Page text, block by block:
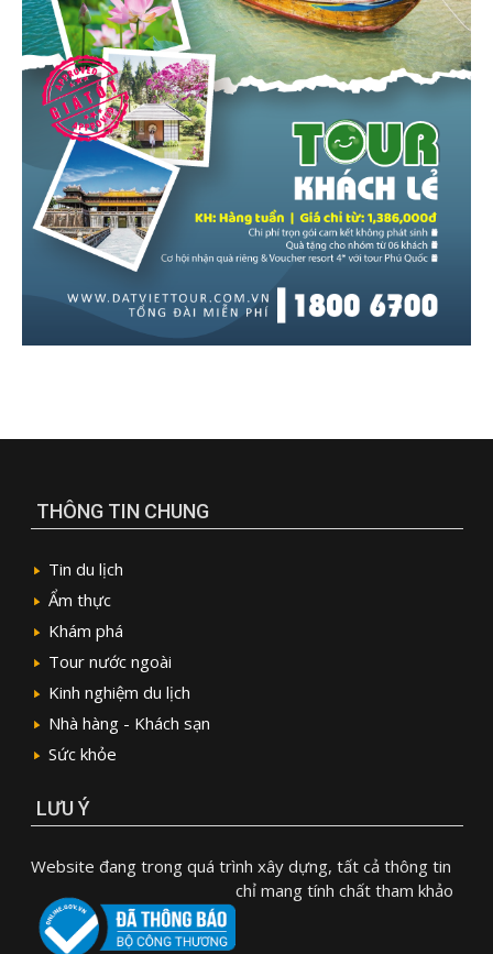
THÔNG TIN CHUNG
Tin du lịch
Ẩm thực
Khám phá
Tour nước ngoài
Kinh nghiệm du lịch
Nhà hàng - Khách sạn
Sức khỏe
LƯU Ý
Website đang trong quá trình xây dựng, tất cả thông tin
chỉ mang tính chất tham khảo